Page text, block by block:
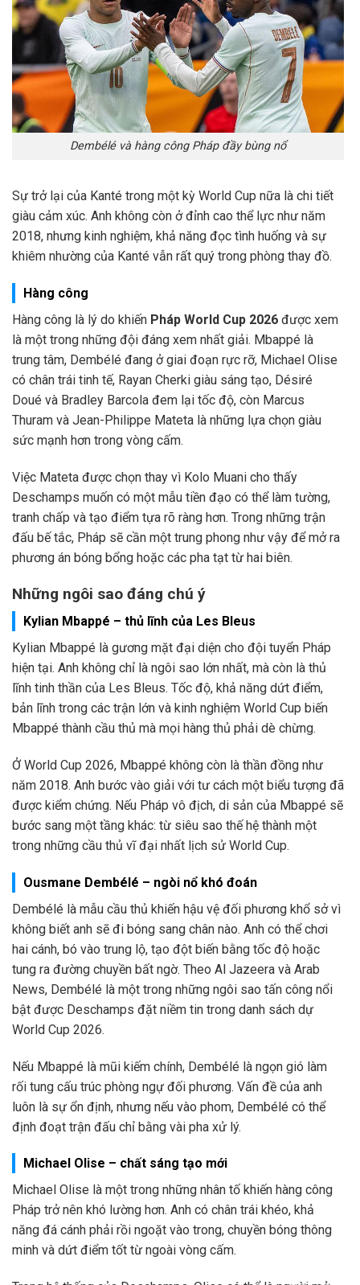
Dembélé và hàng công Pháp đầy bùng nổ
Sự trở lại của Kanté trong một kỳ World Cup nữa là chi tiết
giàu cảm xúc. Anh không còn ở đỉnh cao thể lực như năm
2018, nhưng kinh nghiệm, khả năng đọc tình huống và sự
khiêm nhường của Kanté vẫn rất quý trong phòng thay đồ.
Hàng công
Hàng công là lý do khiến Pháp World Cup 2026 được xem
là một trong những đội đáng xem nhất giải. Mbappé là
trung tâm, Dembélé đang ở giai đoạn rực rỡ, Michael Olise
có chân trái tinh tế, Rayan Cherki giàu sáng tạo, Désiré
Doué và Bradley Barcola đem lại tốc độ, còn Marcus
Thuram và Jean-Philippe Mateta là những lựa chọn giàu
sức mạnh hơn trong vòng cấm.
Việc Mateta được chọn thay vì Kolo Muani cho thấy
Deschamps muốn có một mẫu tiền đạo có thể làm tường,
tranh chấp và tạo điểm tựa rõ ràng hơn. Trong những trận
đấu bế tắc, Pháp sẽ cần một trung phong như vậy để mở ra
phương án bóng bổng hoặc các pha tạt từ hai biên.
Những ngôi sao đáng chú ý
Kylian Mbappé – thủ lĩnh của Les Bleus
Kylian Mbappé là gương mặt đại diện cho đội tuyển Pháp
hiện tại. Anh không chỉ là ngôi sao lớn nhất, mà còn là thủ
lĩnh tinh thần của Les Bleus. Tốc độ, khả năng dứt điểm,
bản lĩnh trong các trận lớn và kinh nghiệm World Cup biến
Mbappé thành cầu thủ mà mọi hàng thủ phải dè chừng.
Ở World Cup 2026, Mbappé không còn là thần đồng như
năm 2018. Anh bước vào giải với tư cách một biểu tượng đã
được kiểm chứng. Nếu Pháp vô địch, di sản của Mbappé sẽ
bước sang một tầng khác: từ siêu sao thế hệ thành một
trong những cầu thủ vĩ đại nhất lịch sử World Cup.
Ousmane Dembélé – ngòi nổ khó đoán
Dembélé là mẫu cầu thủ khiến hậu vệ đối phương khổ sở vì
không biết anh sẽ đi bóng sang chân nào. Anh có thể chơi
hai cánh, bó vào trung lộ, tạo đột biến bằng tốc độ hoặc
tung ra đường chuyền bất ngờ. Theo Al Jazeera và Arab
News, Dembélé là một trong những ngôi sao tấn công nổi
bật được Deschamps đặt niềm tin trong danh sách dự
World Cup 2026.
Nếu Mbappé là mũi kiếm chính, Dembélé là ngọn gió làm
rối tung cấu trúc phòng ngự đối phương. Vấn đề của anh
luôn là sự ổn định, nhưng nếu vào phom, Dembélé có thể
định đoạt trận đấu chỉ bằng vài pha xử lý.
Michael Olise – chất sáng tạo mới
Michael Olise là một trong những nhân tố khiến hàng công
Pháp trở nên khó lường hơn. Anh có chân trái khéo, khả
năng đá cánh phải rồi ngoặt vào trong, chuyền bóng thông
minh và dứt điểm tốt từ ngoài vòng cấm.